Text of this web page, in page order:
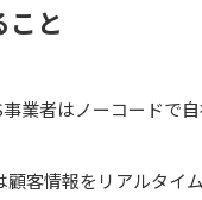
こと
業者はノーコードで
顧客情報をリアルタ